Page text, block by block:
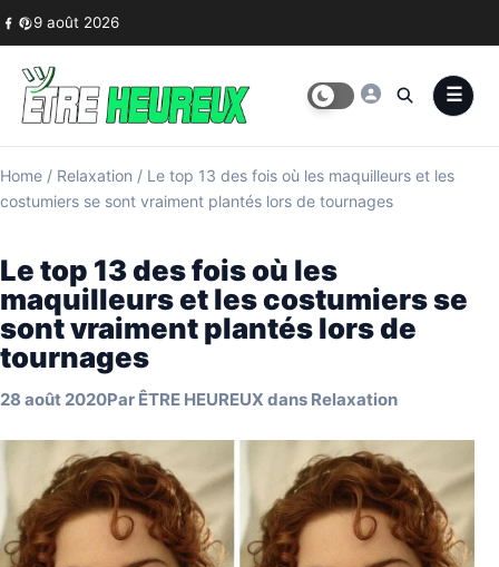
Skip to content
9 août 2026
Home / Relaxation / Le top 13 des fois où les maquilleurs et les
costumiers se sont vraiment plantés lors de tournages
Le top 13 des fois où les
maquilleurs et les costumiers se
sont vraiment plantés lors de
tournages
28 août 2020Par ÊTRE HEUREUX dans Relaxation